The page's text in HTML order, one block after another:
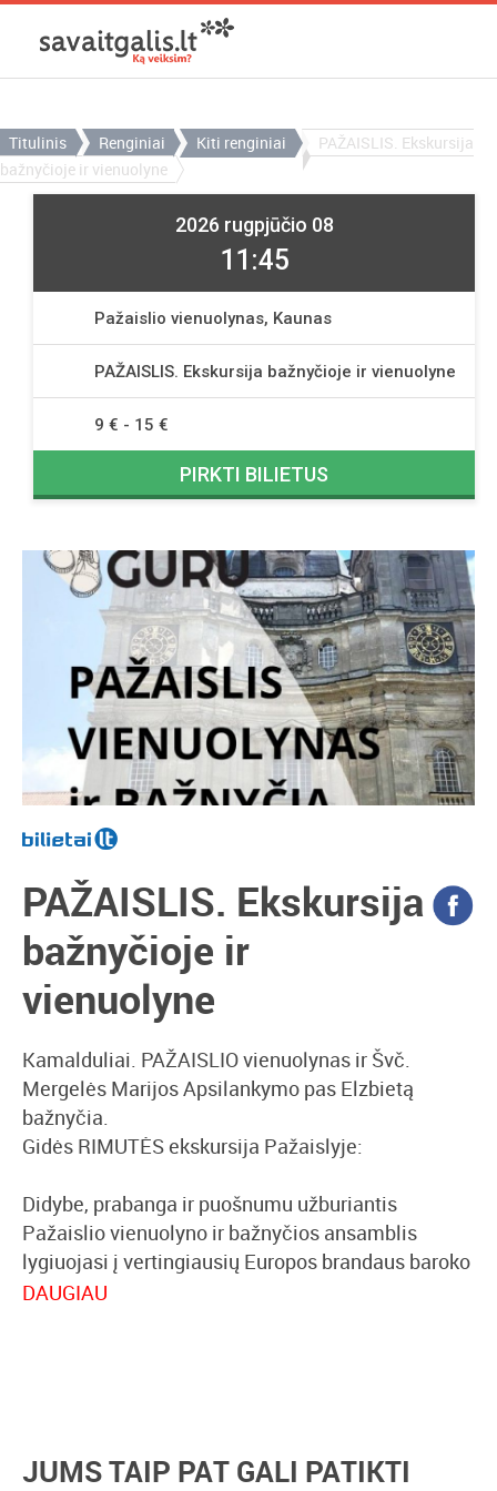
Titulinis Renginiai Kiti renginiai
PAŽAISLIS. Ekskursija
bažnyčioje ir vienuolyne
PAŽAISLIS. Ekskursija
bažnyčioje ir
vienuolyne
Kamalduliai. PAŽAISLIO vienuolynas ir Švč.
Mergelės Marijos Apsilankymo pas Elzbietą
bažnyčia.
Gidės RIMUTĖS ekskursija Pažaislyje:
Didybe, prabanga ir puošnumu užburiantis
Pažaislio vienuolyno ir bažnyčios ansamblis
lygiuojasi į vertingiausių Europos brandaus baroko
šedevrų gretas. Legendomis apipintas, atsiskyrėlių
Ekskursijos kainavienam dalyviui:
DAUGIAU
JUMS TAIP PAT GALI PATIKTI
2026 rugpjūčio 08
11:45
Pažaislio vienuolynas, Kaunas
PAŽAISLIS. Ekskursija bažnyčioje ir vienuolyne
9 € - 15 €
PIRKTI BILIETUS